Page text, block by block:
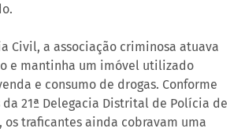
Civil, a associação criminosa atuava
e mantinha um imóvel utilizado
e consumo de drogas. Conforme
21ª Delegacia Distrital de Polícia de
os traficantes ainda cobravam uma